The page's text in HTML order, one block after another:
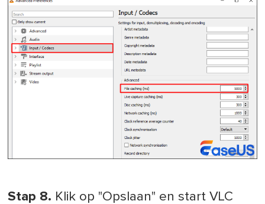
Stap 8. Klik op "Opslaan" en start VLC